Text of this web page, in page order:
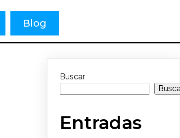
Blog
Buscar
Entradas